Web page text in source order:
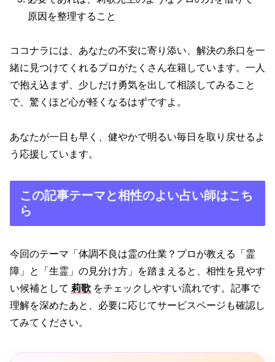
原因を整理すること
ココナラには、あなたの不安に寄り添い、解決の糸口を一
緒に見つけてくれるプロがたくさん在籍しています。一人
で抱え込まず、少しだけ勇気を出して相談してみること
で、驚くほど心が軽くなるはずですよ。
あなたが一日も早く、健やかで明るい毎日を取り戻せるよ
う応援しています。
この記事テーマと相性のよい占い師はこち
ら
今回のテーマ「体調不良は霊の仕業？プロが教える「霊
障」と「生霊」の見分け方」を踏まえると、相性を見やす
い候補として 莉歌 をチェックしやすい流れです。記事で
理解を深めたあと、必要に応じてサービスページも確認し
てみてください。